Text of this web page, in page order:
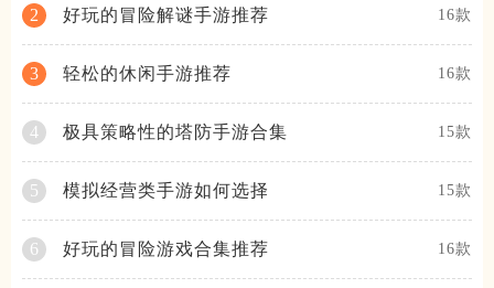
2 好玩的冒险解谜手游推荐 16款
3 轻松的休闲手游推荐 16款
4 极具策略性的塔防手游合集 15款
5 模拟经营类手游如何选择 15款
6 好玩的冒险游戏合集推荐 16款